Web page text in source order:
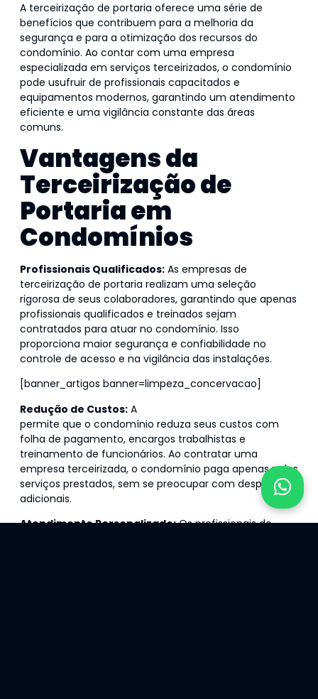
A terceirização de portaria oferece uma série de
benefícios que contribuem para a melhoria da
segurança e para a otimização dos recursos do
condomínio. Ao contar com uma empresa
especializada em serviços terceirizados, o condomínio
pode usufruir de profissionais capacitados e
equipamentos modernos, garantindo um atendimento
eficiente e uma vigilância constante das áreas
comuns.
Vantagens da
Terceirização de
Portaria em
Condomínios
Profissionais Qualificados: As empresas de
terceirização de portaria realizam uma seleção
rigorosa de seus colaboradores, garantindo que apenas
profissionais qualificados e treinados sejam
contratados para atuar no condomínio. Isso
proporciona maior segurança e confiabilidade no
controle de acesso e na vigilância das instalações.
[banner_artigos banner=limpeza_concervacao]
Redução de Custos: A
permite que o condomínio reduza seus custos com
folha de pagamento, encargos trabalhistas e
treinamento de funcionários. Ao contratar uma
empresa terceirizada, o condomínio paga apenas pelos
serviços prestados, sem se preocupar com despesas
adicionais.
Atendimento Personalizado:Os profissionais de